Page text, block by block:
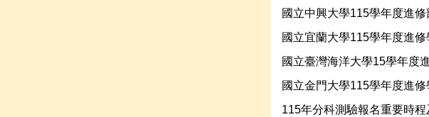
國立中興大學115學年度進
國立宜蘭大學115學年度進
國立臺灣海洋大學15學年度
國立金門大學115學年度進
115年分科測驗報名重要時